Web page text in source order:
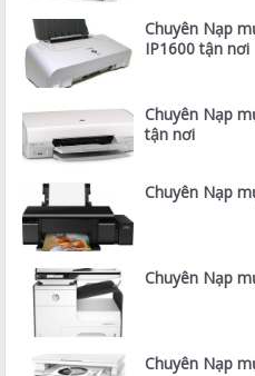
Chuyên Nạp
IP1600 tận nơi
Chuyên Nạp
tận nơi
Chuyên Nạp
Chuyên Nạp
Chuyên Nạp